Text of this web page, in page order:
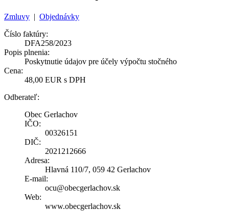
Zmluvy | Objednávky
Číslo faktúry:
DFA258/2023
Popis plnenia:
Poskytnutie údajov pre účely výpočtu stočného
Cena:
48,00 EUR s DPH
Odberateľ:
Obec Gerlachov
IČO:
00326151
DIČ:
2021212666
Adresa:
Hlavná 110/7, 059 42 Gerlachov
E-mail:
ocu@obecgerlachov.sk
Web:
www.obecgerlachov.sk